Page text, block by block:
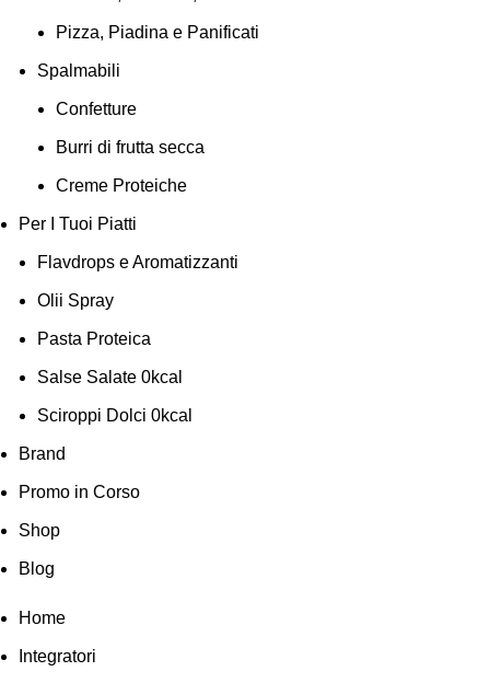
Pizza, Piadina e Panificati
Spalmabili
Confetture
Burri di frutta secca
Creme Proteiche
Per I Tuoi Piatti
Flavdrops e Aromatizzanti
Olii Spray
Pasta Proteica
Salse Salate 0kcal
Sciroppi Dolci 0kcal
Brand
Promo in Corso
Shop
Blog
Home
Integratori